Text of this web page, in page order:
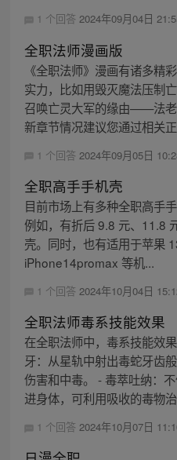
1 个回答 2024年09月04日
全职法师漫画版
《全职法师》漫画有诸多精
实力，比如用毁灭魔法压制
召唤亡灵大军的缘由——法
新章节情况建议您通过相关
1 个回答 2024年09月05日
全职高手手机壳
目前市场上有多种全职高手
例如，有折后 9.8 元、11.8
壳。同时，也有适用于苹果
iPhone14promax 等机...
1 个回答 2024年10月04日
全职法师毒系技能效果
在全职法师中，毒系技能效
牙：从星轨中射出毒蛇牙齿
伤害和中毒。 - 毒萃吐纳：
进身体，可利用吸收的毒物
1 个回答 2024年10月07日